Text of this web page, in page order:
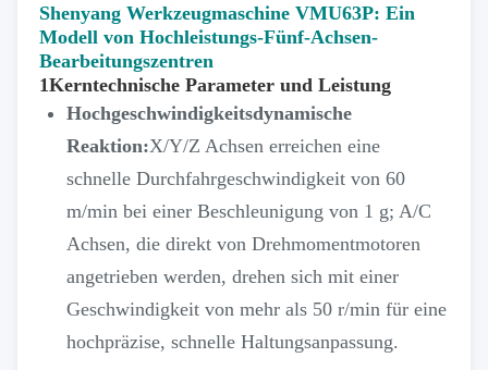
Shenyang Werkzeugmaschine VMU63P: Ein
Modell von Hochleistungs-Fünf-Achsen-
Bearbeitungszentren
1Kerntechnische Parameter und Leistung
Hochgeschwindigkeitsdynamische
Reaktion:X/Y/Z Achsen erreichen eine
schnelle Durchfahrgeschwindigkeit von 60
m/min bei einer Beschleunigung von 1 g; A/C
Achsen, die direkt von Drehmomentmotoren
angetrieben werden, drehen sich mit einer
Geschwindigkeit von mehr als 50 r/min für eine
hochpräzise, schnelle Haltungsanpassung.